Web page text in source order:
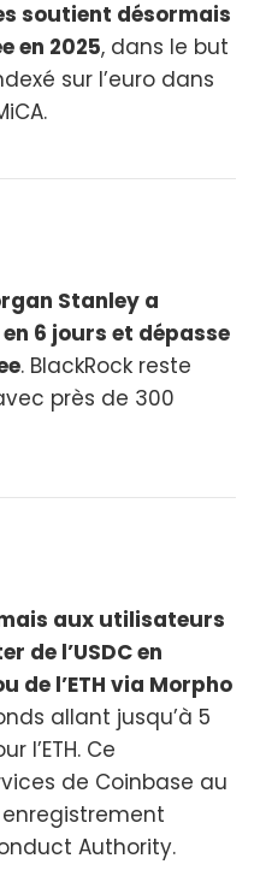
soutient désormais
en 2025, dans le but
sur l’euro dans
Stanley a
6 jours et dépasse
. BlackRock reste
près de 300
aux utilisateurs
de l’USDC en
de l’ETH via Morpho
allant jusqu’à 5
l’ETH. Ce
de Coinbase au
Authority.